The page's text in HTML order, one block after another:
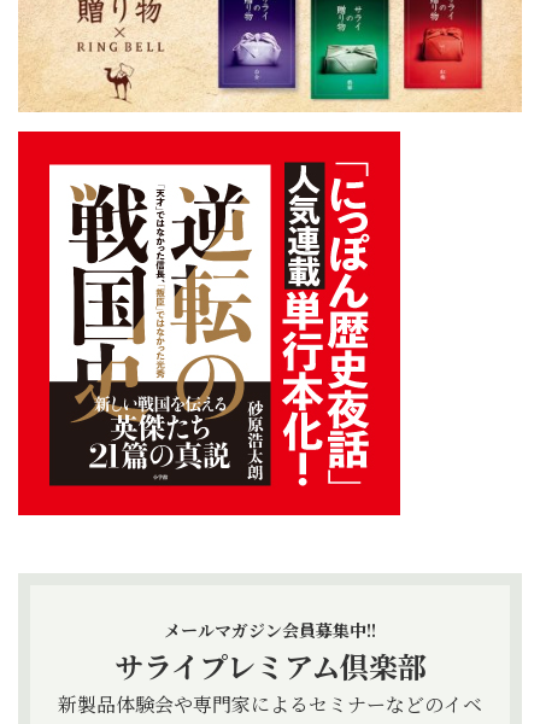
メールマガジン会員募集中!!
サライプレミアム倶楽部
新製品体験会や専門家によるセミナーなどのイベ